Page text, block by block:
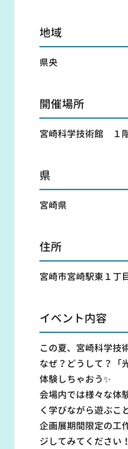
地域
県央
開催場所
宮崎科学技術館 １
県
宮崎県
住所
宮崎市宮崎駅東１丁
イベント内容
この夏、宮崎科学技
なぜ？どうして？「
体験しちゃおう✨
会場内では様々な体
く学びながら遊ぶこ
企画展期間限定の工
ジしてみてください！